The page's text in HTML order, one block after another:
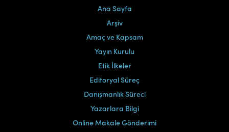
Ana Sayfa
Arşiv
Amaç ve Kapsam
Yayın Kurulu
Etik İlkeler
Editoryal Süreç
Danışmanlık Süreci
Yazarlara Bilgi
Online Makale Gönderimi